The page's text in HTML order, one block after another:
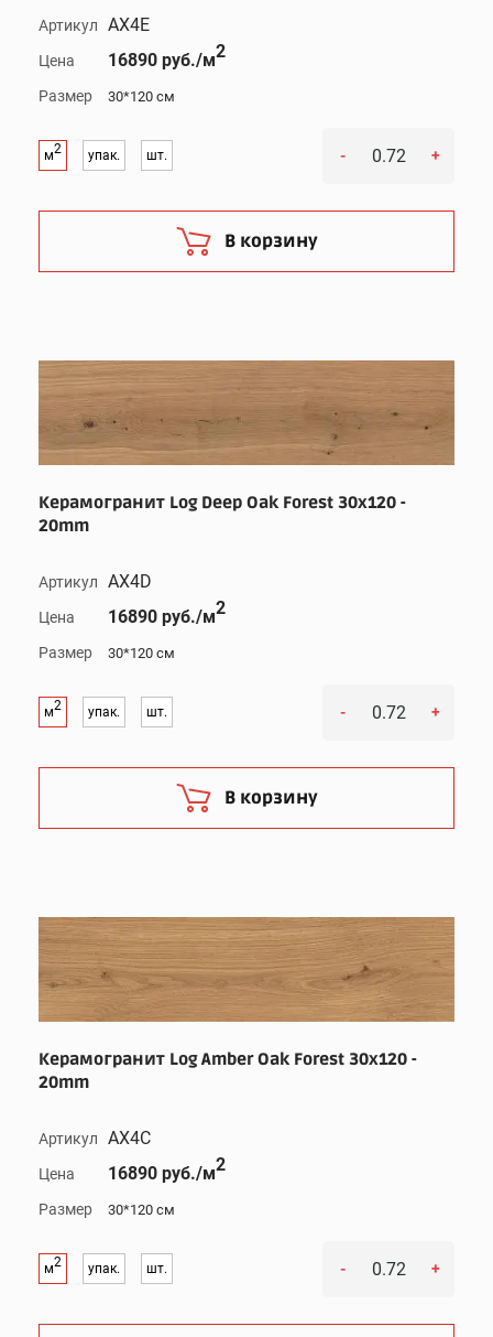
Артикул AX4E
Цена 16890 руб./м2
Размер 30*120 см
м2 упак. шт. - +
В корзину
Керамогранит Log Deep Oak Forest 30x120 -
20mm
Артикул AX4D
Цена 16890 руб./м2
Размер 30*120 см
м2 упак. шт. - +
В корзину
Керамогранит Log Amber Oak Forest 30x120 -
20mm
Артикул AX4C
Цена 16890 руб./м2
Размер 30*120 см
м2 упак. шт. - +